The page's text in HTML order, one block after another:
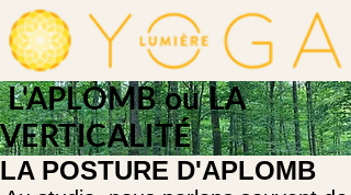
L'APLOMB ou LA
VERTICALITÉ
LA POSTURE D'APLOMB